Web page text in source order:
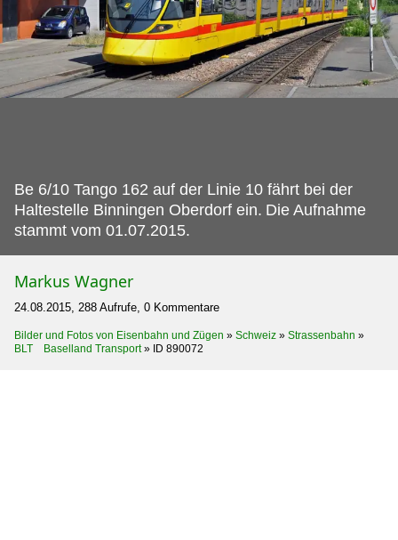
Be 6/10 Tango 162 auf der Linie 10 fährt bei der
Haltestelle Binningen Oberdorf ein. Die Aufnahme
stammt vom 01.07.2015.
Markus Wagner
24.08.2015, 288 Aufrufe, 0 Kommentare
Bilder und Fotos von Eisenbahn und Zügen » Schweiz » Strassenbahn »
BLT Baselland Transport» ID 890072